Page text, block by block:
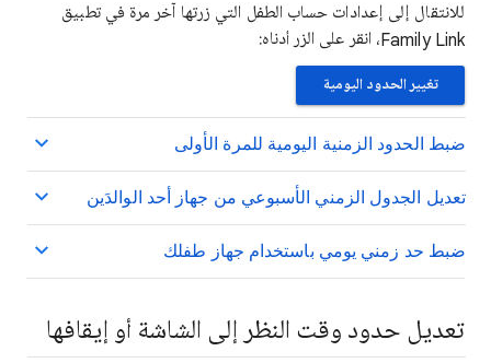
للانتقال إلى إعدادات حساب الطفل التي زرتها آخر مرة في تطبيق
Family Link، انقر على الزر أدناه:
تغيير الحدود اليومية
ضبط الحدود الزمنية اليومية للمرة الأولى
تعديل الجدول الزمني الأسبوعي من جهاز أحد الوالدَين
ضبط حد زمني يومي باستخدام جهاز طفلك
تعديل حدود وقت النظر إلى الشاشة أو إيقافها